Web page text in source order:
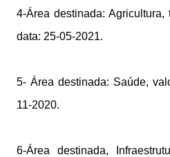
4-Área destinada:
data: 25-05-2021.
5- Área destinada: Saúde,
11-2020.
6-Área destinada,